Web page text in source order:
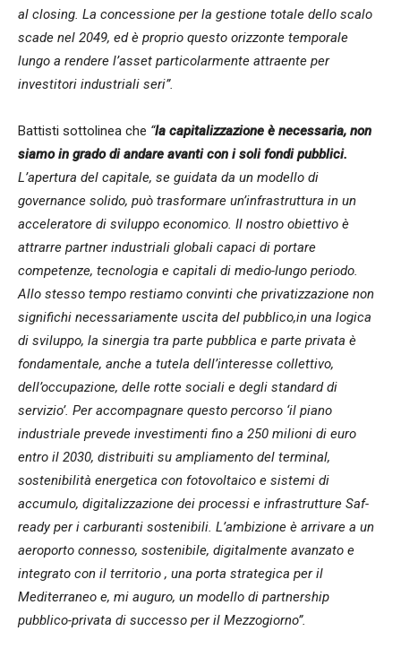
al closing. La concessione per la gestione totale dello scalo
scade nel 2049, ed è proprio questo orizzonte temporale
lungo a rendere l’asset particolarmente attraente per
investitori industriali seri”.
Battisti sottolinea che “la capitalizzazione è necessaria, non
siamo in grado di andare avanti con i soli fondi pubblici.
L’apertura del capitale, se guidata da un modello di
governance solido, può trasformare un’infrastruttura in un
acceleratore di sviluppo economico. Il nostro obiettivo è
attrarre partner industriali globali capaci di portare
competenze, tecnologia e capitali di medio-lungo periodo.
Allo stesso tempo restiamo convinti che privatizzazione non
significhi necessariamente uscita del pubblico,in una logica
di sviluppo, la sinergia tra parte pubblica e parte privata è
fondamentale, anche a tutela dell’interesse collettivo,
dell’occupazione, delle rotte sociali e degli standard di
servizio’. Per accompagnare questo percorso ‘il piano
industriale prevede investimenti fino a 250 milioni di euro
entro il 2030, distribuiti su ampliamento del terminal,
sostenibilità energetica con fotovoltaico e sistemi di
accumulo, digitalizzazione dei processi e infrastrutture Saf-
ready per i carburanti sostenibili. L’ambizione è arrivare a un
aeroporto connesso, sostenibile, digitalmente avanzato e
integrato con il territorio , una porta strategica per il
Mediterraneo e, mi auguro, un modello di partnership
pubblico-privata di successo per il Mezzogiorno”.